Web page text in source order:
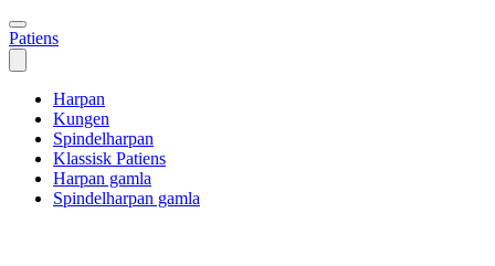
Patiens
Harpan
Kungen
Spindelharpan
Klassisk Patiens
Harpan gamla
Spindelharpan gamla